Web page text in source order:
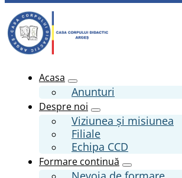
Acasa
Anunturi
Despre noi
Viziunea și misiunea
Filiale
Echipa CCD
Formare continuă